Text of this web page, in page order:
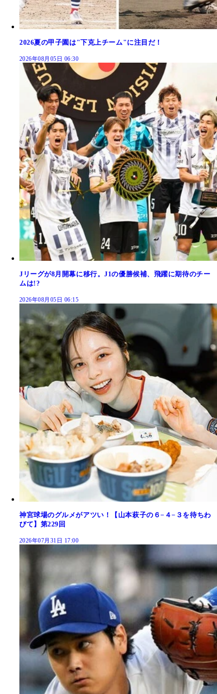
2026夏の甲子園は"下克上チーム"に注目だ！
2026年08月05日 06:30
Jリーグが8月開幕に移行。J1の優勝候補、飛躍に期待のチー
ムは!?
2026年08月05日 06:15
神宮球場のグルメがアツい！【山本萩子の６−４−３を待ちわ
びて】第229回
2026年07月31日 17:00